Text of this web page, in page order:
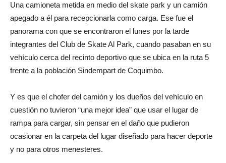
Una camioneta metida en medio del skate park y un camión
apegado a él para recepcionarla como carga. Ese fue el
panorama con que se encontraron el lunes por la tarde
integrantes del Club de Skate Al Park, cuando pasaban en su
vehículo cerca del recinto deportivo que se ubica en la ruta 5
frente a la población Sindempart de Coquimbo.
Y es que el chofer del camión y los dueños del vehículo en
cuestión no tuvieron “una mejor idea” que usar el lugar de
rampa para cargar, sin pensar en el daño que pudieron
ocasionar en la carpeta del lugar diseñado para hacer deporte
y no para otros menesteres.